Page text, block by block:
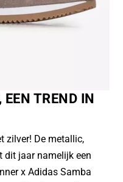
EEN TREND IN
zilver! De metallic,
dit jaar namelijk een
x Adidas Samba